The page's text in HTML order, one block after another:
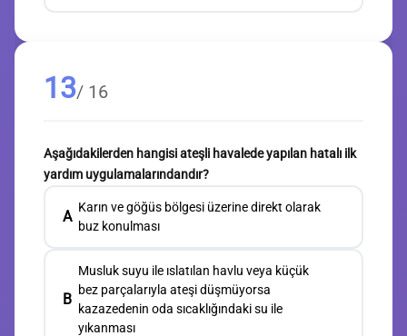
13/ 16
Aşağıdakilerden hangisi ateşli havalede yapılan hatalı ilk
yardım uygulamalarındandır?
A
Karın ve göğüs bölgesi üzerine direkt olarak
buz konulması
B
Musluk suyu ile ıslatılan havlu veya küçük
bez parçalarıyla ateşi düşmüyorsa
kazazedenin oda sıcaklığındaki su ile
yıkanması